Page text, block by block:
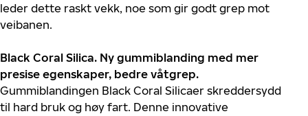
leder dette raskt vekk, noe som gir godt grep mot
veibanen.
Black Coral Silica. Ny gummiblanding med mer
presise egenskaper, bedre våtgrep.
Gummiblandingen Black Coral Silicaer skreddersydd
til hard bruk og høy fart. Denne innovative